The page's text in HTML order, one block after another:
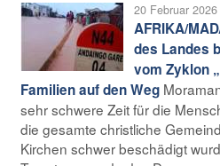
20 Februar 2026
AFRIKA/
des Landes
vom Zyklon
Familien auf den Weg
sehr schwere Zeit für die
die gesamte christliche
Kirchen schwer beschädigt